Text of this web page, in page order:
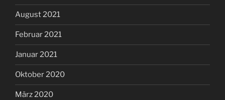
August 2021
Februar 2021
Januar 2021
Oktober 2020
März 2020